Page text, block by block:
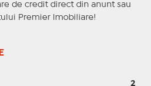
de credit direct din anunt sau
Premier Imobiliare!
2